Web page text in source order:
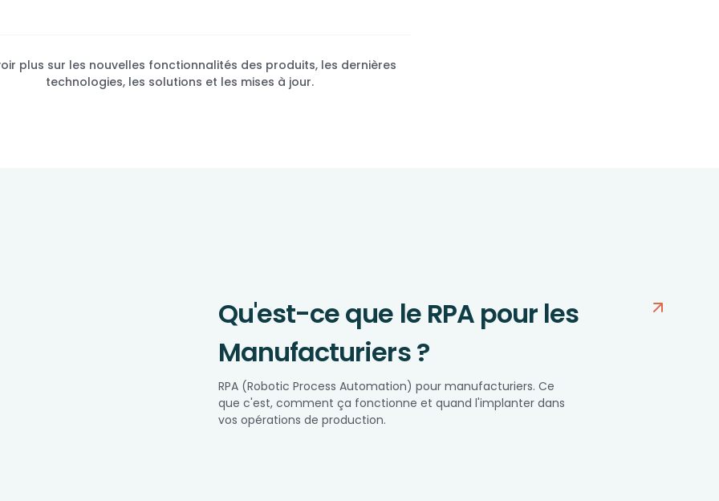
plus sur les nouvelles fonctionnalités des produits, les dernières
technologies, les solutions et les mises à jour.
Qu'est-ce que le RPA pour les
Manufacturiers ?
RPA (Robotic Process Automation) pour manufacturiers. Ce
que c'est, comment ça fonctionne et quand l'implanter dans
vos opérations de production.